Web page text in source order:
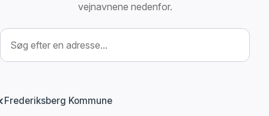
vejnavnene nedenfor.
Søg efter ejendom
Frederiksberg Kommune